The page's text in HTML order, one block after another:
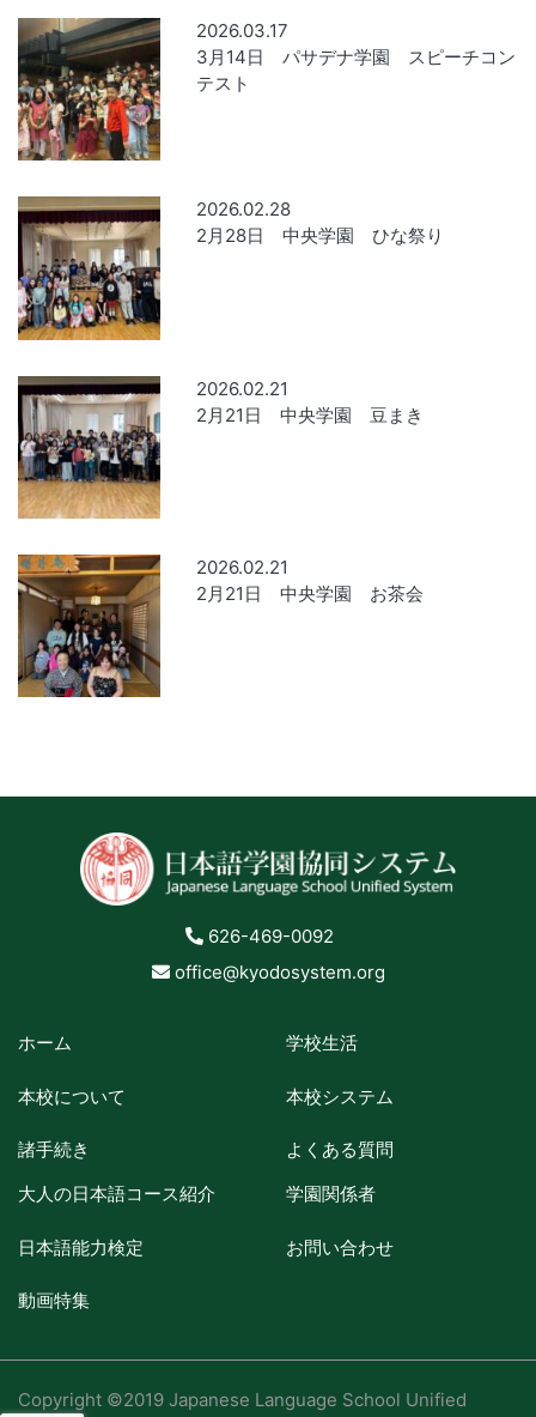
2026.03.17
3月14日 パサデナ学園 スピーチコン
テスト
2026.02.28
2月28日 中央学園 ひな祭り
2026.02.21
2月21日 中央学園 豆まき
2026.02.21
2月21日 中央学園 お茶会
626-469-0092
office@kyodosystem.org
ホーム
本校について
諸手続き
学校生活
本校システム
よくある質問
大人の日本語コース紹介
日本語能力検定
動画特集
学園関係者
お問い合わせ
Copyright ©2019 Japanese Language School Unified